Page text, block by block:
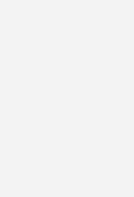
gibt es viel zu
Rohrleitungs-